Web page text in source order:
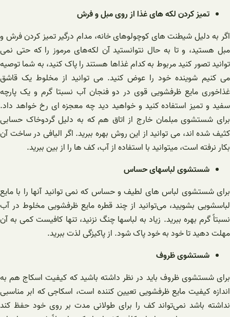
تمیز کردن لکه های غذا از روی مبل و فرش
اگر به دلیل شیطنت های کوچولوهای خانه، مدام درگیر تمیز کردن فرش و
مبل هستید، و تا به حال نتوانستید آن لکه‌های مرموز را که حتی نمی
توانید تصور کنید مربوط به کدام غذاها هستند را پاک کنید، به شما توصیه
می کنیم شوینده خود را عوض کنید. می توانید از مخلوط یک قاشق
غذاخوری مایع ظرفشویی قوی در دو فنجان آب نسبتا گرم و یک پارچه
سفید و تمیز استفاده کنید و خواهید دید چه معجزه ای رخ خواهد داد.
برای شستشوی مبلمان خارج از اتاق هم که به دلیل گردوخاک حسابی
کثیف شده اند، می توانید از این روش بهره ببرید. اگر الیافی در ساخت آن
بکار نرفته است، میتوانید با استفاده از آب، کف ها را از بین ببرید.
شستشوی لباسهای حساس
برای شستشوی لباس های لطیف و حساس که نمی توانید آنها را با مایع
لباسشویی بشویید، می‌توانید از چند قطره مایع ظرفشویی مخلوط در آب
نسبتاً گرم بهره ببرید. زیاد به لباسها چنگ نزنید، تنها کافیست کمی به آن
مهلت دهید تا خود به خود پاک شود. از پاکیزگی لذت ببرید.
شستشوی ظروف
برای شستشوی ظروف باید در نظر داشته باشید که کیفیت اسکاج هم به
اندازه کیفیت مایع ظرفشویی تعیین کننده است، اسکاجی که ابر مناسبی
نداشته باشد نمی‌تواند کف را برای طولانی مدت بر روی خود حفظ کند